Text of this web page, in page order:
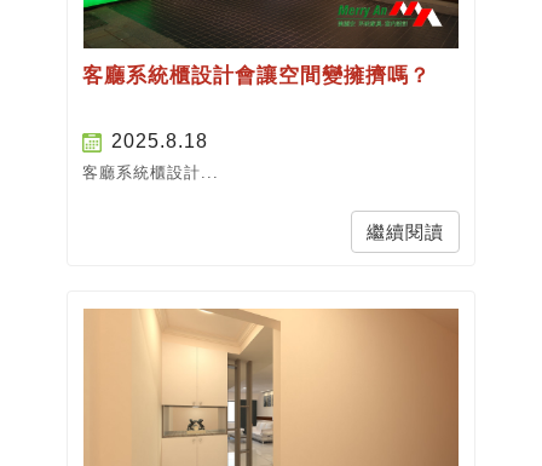
客廳系統櫃設計會讓空間變擁擠嗎？
2025.8.18
客廳系統櫃設計...
繼續閱讀